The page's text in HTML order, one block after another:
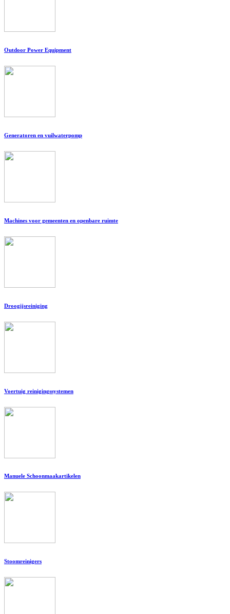
Outdoor Power Equipment
Generatoren en vuilwaterpomp
Machines voor gemeenten en openbare ruimte
Droogijsreiniging
Voertuig reinigingssystemen
Manuele Schoonmaakartikelen
Stoomreinigers